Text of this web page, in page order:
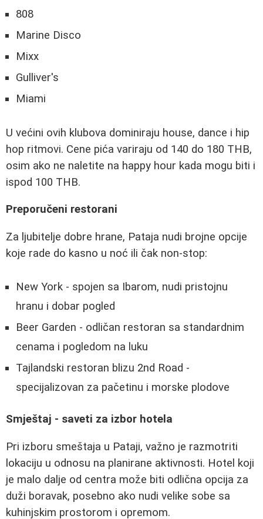
808
Marine Disco
Mixx
Gulliver's
Miami
U većini ovih klubova dominiraju house, dance i hip
hop ritmovi. Cene pića variraju od 140 do 180 THB,
osim ako ne naletite na happy hour kada mogu biti i
ispod 100 THB.
Preporučeni restorani
Za ljubitelje dobre hrane, Pataja nudi brojne opcije
koje rade do kasno u noć ili čak non-stop:
New York - spojen sa Ibarom, nudi pristojnu
hranu i dobar pogled
Beer Garden - odličan restoran sa standardnim
cenama i pogledom na luku
Tajlandski restoran blizu 2nd Road -
specijalizovan za pačetinu i morske plodove
Smještaj - saveti za izbor hotela
Pri izboru smeštaja u Pataji, važno je razmotriti
lokaciju u odnosu na planirane aktivnosti. Hotel koji
je malo dalje od centra može biti odlična opcija za
duži boravak, posebno ako nudi velike sobe sa
kuhinjskim prostorom i opremom.